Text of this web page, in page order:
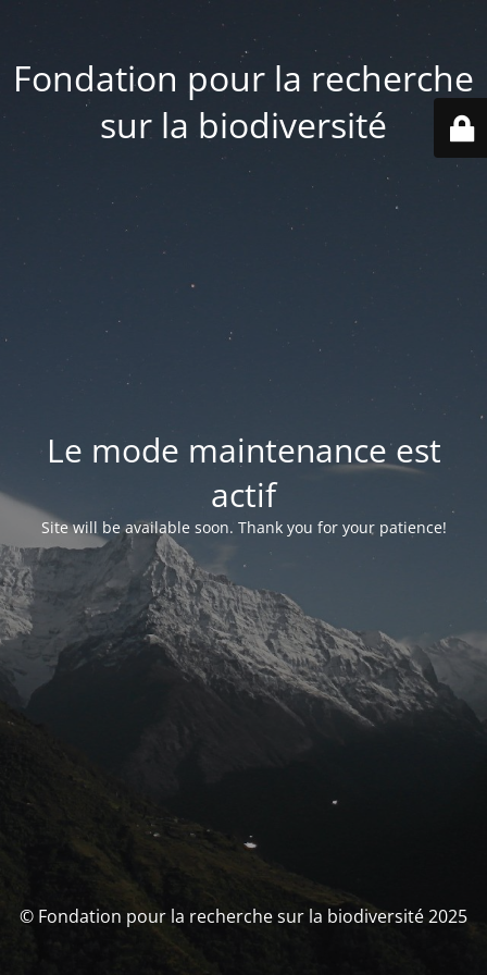
Fondation pour la recherche
sur la biodiversité
Le mode maintenance est
actif
Site will be available soon. Thank you for your patience!
© Fondation pour la recherche sur la biodiversité 2025